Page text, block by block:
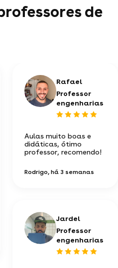
de
Rafael
Professor
engenharias
Aulas muito boas e
didáticas, ótimo
professor, recomendo!
Rodrigo, há 3 semanas
Jardel
Professor
engenharias